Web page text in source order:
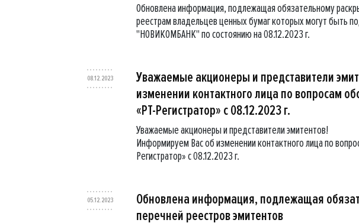
Обновлена информация, подлежащая обязательному
реестрам владельцев ценных бумаг которых могут быть
"НОВИКОМБАНК" по состоянию на 08.12.2023 г.
08.12.2023
Уважаемые акционеры и представители
изменении контактного лица по вопросам
«РТ-Регистратор» с 08.12.2023 г.
Уважаемые акционеры и представители эмитентов!
Информируем Вас об изменении контактного лица по
Регистратор» с 08.12.2023 г.
05.12.2023
Обновлена информация, подлежащая
перечней реестров эмитентов